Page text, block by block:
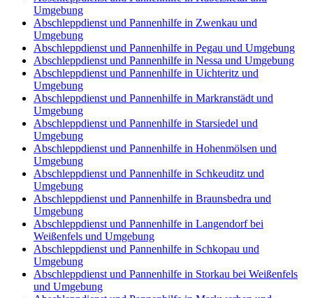
Umgebung
Abschleppdienst und Pannenhilfe in Zwenkau und
Umgebung
Abschleppdienst und Pannenhilfe in Pegau und Umgebung
Abschleppdienst und Pannenhilfe in Nessa und Umgebung
Abschleppdienst und Pannenhilfe in Uichteritz und
Umgebung
Abschleppdienst und Pannenhilfe in Markranstädt und
Umgebung
Abschleppdienst und Pannenhilfe in Starsiedel und
Umgebung
Abschleppdienst und Pannenhilfe in Hohenmölsen und
Umgebung
Abschleppdienst und Pannenhilfe in Schkeuditz und
Umgebung
Abschleppdienst und Pannenhilfe in Braunsbedra und
Umgebung
Abschleppdienst und Pannenhilfe in Langendorf bei
Weißenfels und Umgebung
Abschleppdienst und Pannenhilfe in Schkopau und
Umgebung
Abschleppdienst und Pannenhilfe in Storkau bei Weißenfels
und Umgebung